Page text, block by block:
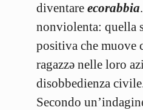
diventare ecorabbia
nonviolenta: quella
positiva che muove
ragazzə nelle loro
disobbedienza
Secondo